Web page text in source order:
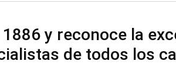
y reconoce la
de todos los